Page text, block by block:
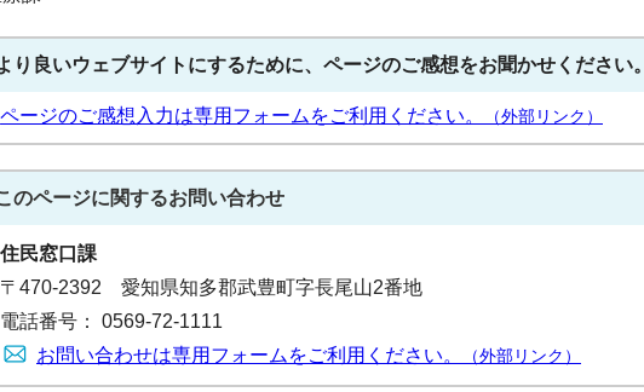
り良いウェブサイトにするために、ページのご感想をお聞かせください。
ページのご感想入力は専用フォームをご利用ください。 （外部リンク）
のページに関するお問い合わせ
住民窓口課
〒470-2392 愛知県知多郡武豊町字長尾山2番地
電話番号： 0569-72-1111
お問い合わせは専用フォームをご利用ください。
（外部リンク）